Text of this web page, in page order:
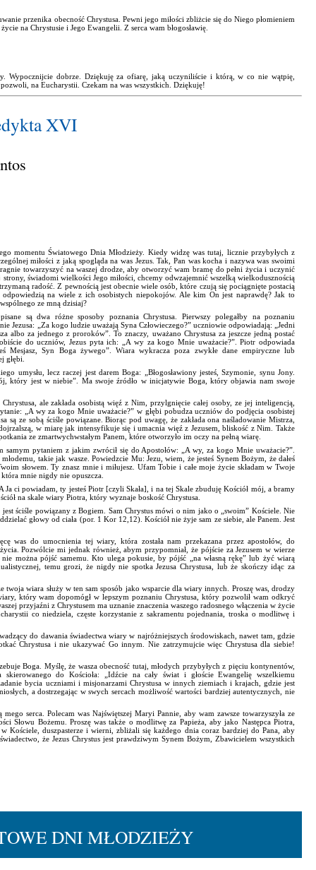
przenika obecność Chrystusa. Pewni jego miłości zbliżcie się do Niego płomieniem
na Chrystusie i Jego Ewangelii. Z serca wam błogosławię.
Wypocznijcie dobrze. Dziękuję za ofiarę, jaką uczyniliście i którą, w co nie wątpię,
na Eucharystii. Czekam na was wszystkich. Dziękuję!
XVI
momentu Światowego Dnia Młodzieży. Kiedy widzę was tutaj, licznie przybyłych z
miłości z jaką spogląda na was Jezus. Tak, Pan was kocha i nazywa was swoimi
towarzyszyć na waszej drodze, aby otworzyć wam bramę do pełni życia i uczynić
świadomi wielkości Jego miłości, chcemy odwzajemnić wszelką wielkodusznością
radość. Z pewnością jest obecnie wiele osób, które czują się pociągnięte postacią
na wiele z ich osobistych niepokojów. Ale kim On jest naprawdę? Jak to
ze mną dzisiaj?
są dwa różne sposoby poznania Chrystusa. Pierwszy polegałby na poznaniu
Jezusa: „Za kogo ludzie uważają Syna Człowieczego?” uczniowie odpowiadają: „Jedni
albo za jednego z proroków”. To znaczy, uważano Chrystusa za jeszcze jedną postać
do uczniów, Jezus pyta ich: „A wy za kogo Mnie uważacie?”. Piotr odpowiada
Mesjasz, Syn Boga żywego”. Wiara wykracza poza zwykłe dane empiryczne lub
głębi.
umysłu, lecz raczej jest darem Boga: „Błogosławiony jesteś, Szymonie, synu Jony.
który jest w niebie”. Ma swoje źródło w inicjatywie Boga, który objawia nam swoje
ale zakłada osobistą więź z Nim, przylgnięcie całej osoby, ze jej inteligencją,
„A wy za kogo Mnie uważacie?” w głębi pobudza uczniów do podjęcia osobistej
ze sobą ściśle powiązane. Biorąc pod uwagę, że zakłada ona naśladowanie Mistrza,
w miarę jak intensyfikuje się i umacnia więź z Jezusem, bliskość z Nim. Także
ze zmartwychwstałym Panem, które otworzyło im oczy na pełną wiarę.
pytaniem z jakim zwrócił się do Apostołów: „A wy, za kogo Mnie uważacie?”.
takie jak wasze. Powiedzcie Mu: Jezu, wiem, że jesteś Synem Bożym, że dałeś
słowem. Ty znasz mnie i miłujesz. Ufam Tobie i całe moje życie składam w Twoje
mnie nigdy nie opuszcza.
ci powiadam, ty jesteś Piotr [czyli Skała], i na tej Skale zbuduję Kościół mój, a bramy
na skale wiary Piotra, który wyznaje boskość Chrystusa.
ściśle powiązany z Bogiem. Sam Chrystus mówi o nim jako o „swoim” Kościele. Nie
głowy od ciała (por. 1 Kor 12,12). Kościół nie żyje sam ze siebie, ale Panem. Jest
was do umocnienia tej wiary, która została nam przekazana przez apostołów, do
Pozwólcie mi jednak również, abym przypomniał, że pójście za Jezusem w wierze
można pójść samemu. Kto ulega pokusie, by pójść „na własną rękę” lub żyć wiarą
temu grozi, że nigdy nie spotka Jezusa Chrystusa, lub że skończy idąc za
wiara służy w ten sam sposób jako wsparcie dla wiary innych. Proszę was, drodzy
który wam dopomógł w lepszym poznaniu Chrystusa, który pozwolił wam odkryć
przyjaźni z Chrystusem ma uznanie znaczenia waszego radosnego włączenia w życie
co niedziela, częste korzystanie z sakramentu pojednania, troska o modlitwę i
do dawania świadectwa wiary w najróżniejszych środowiskach, nawet tam, gdzie
Chrystusa i nie ukazywać Go innym. Nie zatrzymujcie więc Chrystusa dla siebie!
Boga. Myślę, że wasza obecność tutaj, młodych przybyłych z pięciu kontynentów,
skierowanego do Kościoła: „Idźcie na cały świat i głoście Ewangelię wszelkiemu
bycia uczniami i misjonarzami Chrystusa w innych ziemiach i krajach, gdzie jest
a dostrzegając w swych sercach możliwość wartości bardziej autentycznych, nie
serca. Polecam was Najświętszej Maryi Pannie, aby wam zawsze towarzyszyła ze
Słowu Bożemu. Proszę was także o modlitwę za Papieża, aby jako Następca Piotra,
Kościele, duszpasterze i wierni, zbliżali się każdego dnia coraz bardziej do Pana, aby
że Jezus Chrystus jest prawdziwym Synem Bożym, Zbawicielem wszystkich
DNI MŁODZIEŻY